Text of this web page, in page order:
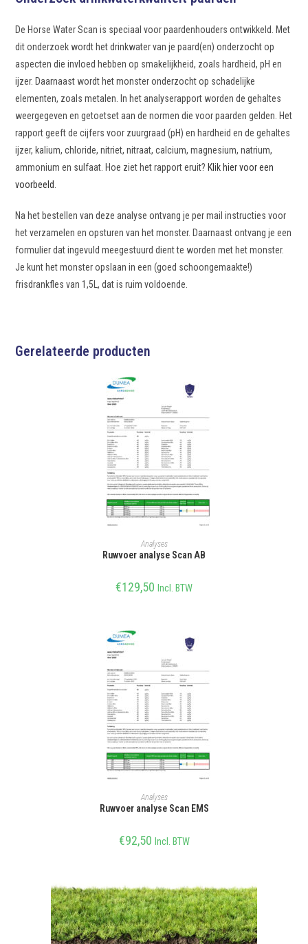
De Horse Water Scan is speciaal voor paardenhouders ontwikkeld. Met
dit onderzoek wordt het drinkwater van je paard(en) onderzocht op
aspecten die invloed hebben op smakelijkheid, zoals hardheid, pH en
ijzer. Daarnaast wordt het monster onderzocht op schadelijke
elementen, zoals metalen. In het analyserapport worden de gehaltes
weergegeven en getoetset aan de normen die voor paarden gelden. Het
rapport geeft de cijfers voor zuurgraad (pH) en hardheid en de gehaltes
ijzer, kalium, chloride, nitriet, nitraat, calcium, magnesium, natrium,
ammonium en sulfaat. Hoe ziet het rapport eruit? Klik hier voor een
voorbeeld.
Na het bestellen van deze analyse ontvang je per mail instructies voor
het verzamelen en opsturen van het monster. Daarnaast ontvang je een
formulier dat ingevuld meegestuurd dient te worden met het monster.
Je kunt het monster opslaan in een (goed schoongemaakte!)
frisdrankfles van 1,5L, dat is ruim voldoende.
Gerelateerde producten
SELECTEER OPTIE
Analyses
Ruwvoer analyse Scan AB
€129,50 Incl. BTW
SELECTEER OPTIE
Analyses
Ruwvoer analyse Scan EMS
€92,50 Incl. BTW